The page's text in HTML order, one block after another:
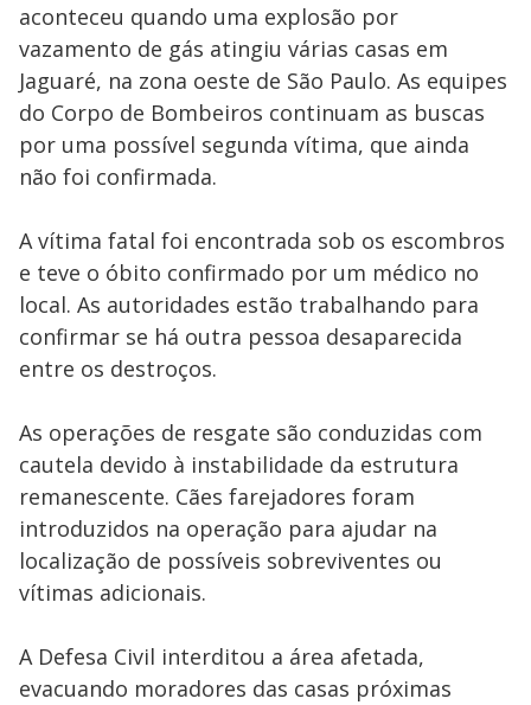
aconteceu quando uma explosão por
vazamento de gás atingiu várias casas em
Jaguaré, na zona oeste de São Paulo. As equipes
do Corpo de Bombeiros continuam as buscas
por uma possível segunda vítima, que ainda
não foi confirmada.
A vítima fatal foi encontrada sob os escombros
e teve o óbito confirmado por um médico no
local. As autoridades estão trabalhando para
confirmar se há outra pessoa desaparecida
entre os destroços.
As operações de resgate são conduzidas com
cautela devido à instabilidade da estrutura
remanescente. Cães farejadores foram
introduzidos na operação para ajudar na
localização de possíveis sobreviventes ou
vítimas adicionais.
A Defesa Civil interditou a área afetada,
evacuando moradores das casas próximas